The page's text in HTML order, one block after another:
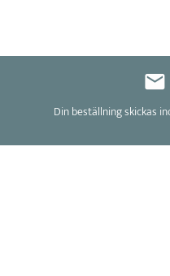
Din beställning skickas